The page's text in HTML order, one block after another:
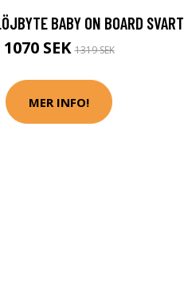
BABY ON BOARD SVART
1070 SEK1319 SEK
MER INFO!